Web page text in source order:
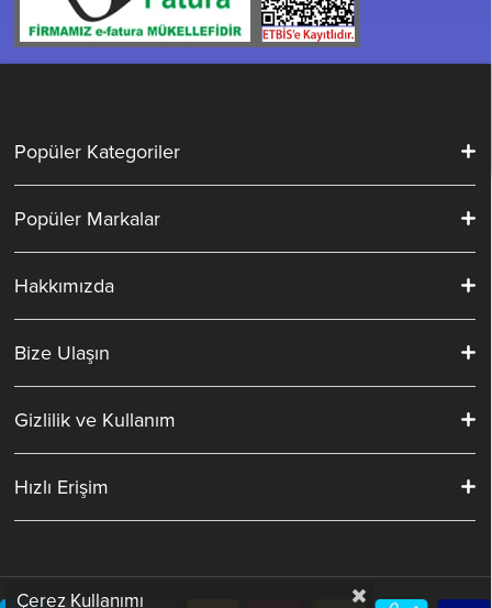
Popüler Kategoriler
Popüler Markalar
Hakkımızda
Bize Ulaşın
Gizlilik ve Kullanım
Hızlı Erişim
Çerez Kullanımı